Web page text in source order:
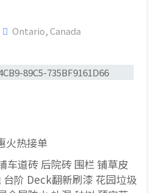
Ontario,Canada
火热接单
车道砖 后院砖 围栏 铺草皮
阶 Deck翻新刷漆 花园垃圾